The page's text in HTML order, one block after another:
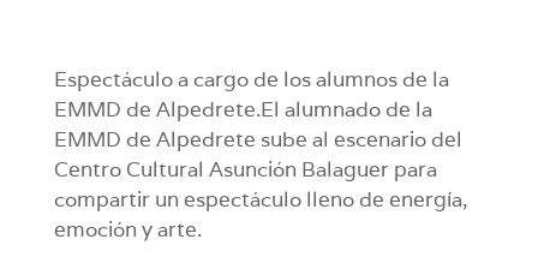
Espectáculo a cargo de los alumnos de la
EMMD de Alpedrete.El alumnado de la
EMMD de Alpedrete sube al escenario del
Centro Cultural Asunción Balaguer para
compartir un espectáculo lleno de energía,
emoción y arte.